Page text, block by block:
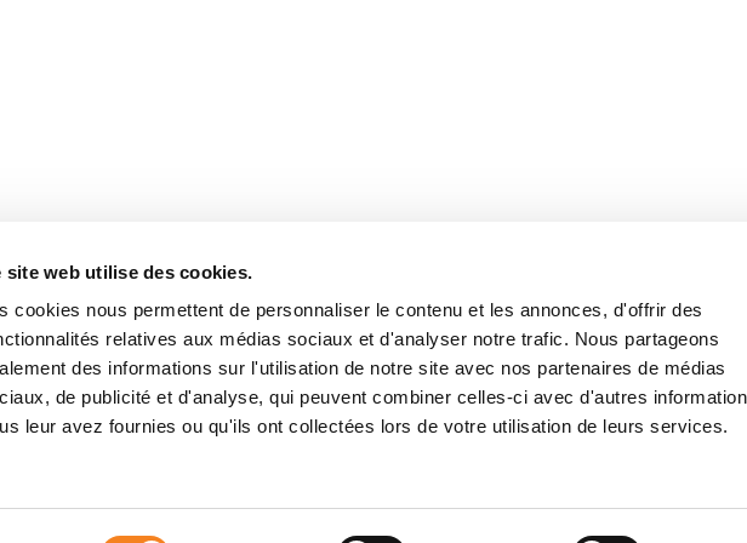
site web utilise des cookies.
cookies nous permettent de personnaliser le contenu et les annonces, d'offrir des
relatives aux médias sociaux et d'analyser notre trafic. Nous partageons
des informations sur l'utilisation de notre site avec nos partenaires de médias
de publicité et d'analyse, qui peuvent combiner celles-ci avec d'autres
leur avez fournies ou qu'ils ont collectées lors de votre utilisation de leurs services.
Mentions légales